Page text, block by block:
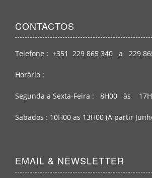
CONTACTOS
Telefone : +351 229 865 340 a 229
Horário :
Segunda a Sexta-Feira : 8H00 às
Sabados : 10H00 as 13H00 (A partir
EMAIL & NEWSLETTER